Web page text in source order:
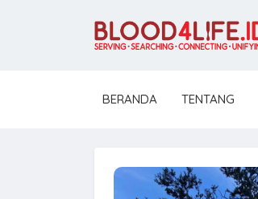
BERANDA TENTANG